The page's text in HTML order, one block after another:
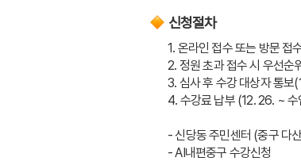
신청절차
1. 온라인 접수 또는 방문
2. 정원 초과 접수 시 우선순
3. 심사 후 수강 대상자 통보
4. 수강료 납부 (12. 26. ~
- 신당동 주민센터 (중구 다
- AI내편중구 수강신청